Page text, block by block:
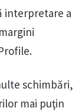
interpretare a
schimbări,
mai puţin